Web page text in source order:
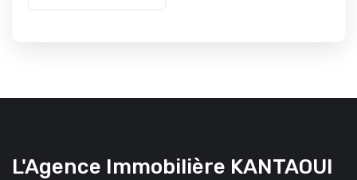
L'Agence Immobilière KANTAOUI